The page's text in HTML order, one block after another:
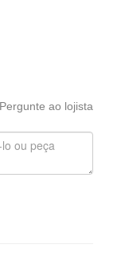
ao lojista